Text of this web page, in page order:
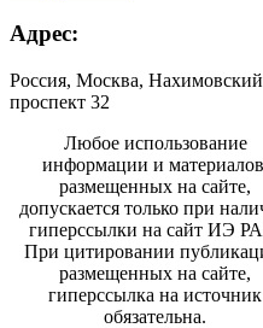
Адрес:
Россия, Москва, Нахимовский
проспект 32
Любое использование
информации и
размещенных на сайте,
допускается только при
гиперссылки на сайт ИЭ
При цитировании
размещенных на сайте,
гиперссылка на источник
обязательна.